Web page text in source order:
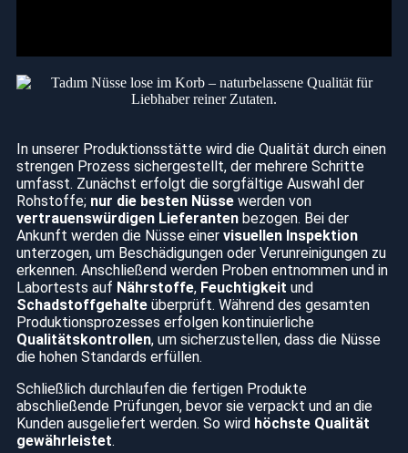
In unserer Produktionsstätte wird die Qualität durch einen
strengen Prozess sichergestellt, der mehrere Schritte
umfasst. Zunächst erfolgt die sorgfältige Auswahl der
Rohstoffe; nur die besten Nüsse werden von
vertrauenswürdigen Lieferanten bezogen. Bei der
Ankunft werden die Nüsse einer visuellen Inspektion
unterzogen, um Beschädigungen oder Verunreinigungen zu
erkennen. Anschließend werden Proben entnommen und in
Labortests auf Nährstoffe, Feuchtigkeit und
Schadstoffgehalte überprüft. Während des gesamten
Produktionsprozesses erfolgen kontinuierliche
Qualitätskontrollen, um sicherzustellen, dass die Nüsse
die hohen Standards erfüllen.
Schließlich durchlaufen die fertigen Produkte
abschließende Prüfungen, bevor sie verpackt und an die
Kunden ausgeliefert werden. So wird höchste Qualität
gewährleistet.